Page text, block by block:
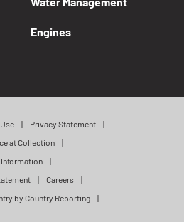
Engines
Privacy Statement
at Collection
Information
Careers
by Country Reporting